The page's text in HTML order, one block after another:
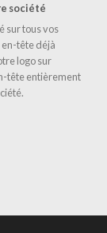
société
sur tous vos
en-tête déjà
logo sur
tête entièrement